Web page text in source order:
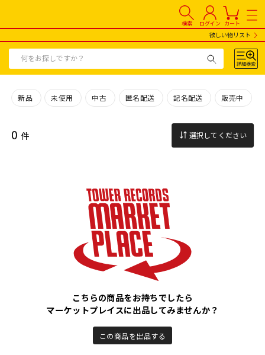
検索 ログイン カート
欲しい物リスト
新品 未使用 中古 匿名配送 記名配送 販売中
0 件 選択してください
こちらの商品をお持ちでしたら
マーケットプレイスに出品してみませんか？
この商品を出品する